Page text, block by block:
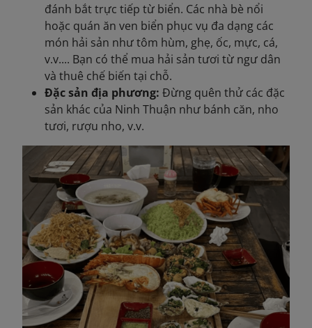
đánh bắt trực tiếp từ biển. Các nhà bè nổi
hoặc quán ăn ven biển phục vụ đa dạng các
món hải sản như tôm hùm, ghẹ, ốc, mực, cá,
v.v.... Bạn có thể mua hải sản tươi từ ngư dân
và thuê chế biến tại chỗ.
Đặc sản địa phương: Đừng quên thử các đặc
sản khác của Ninh Thuận như bánh căn, nho
tươi, rượu nho, v.v.